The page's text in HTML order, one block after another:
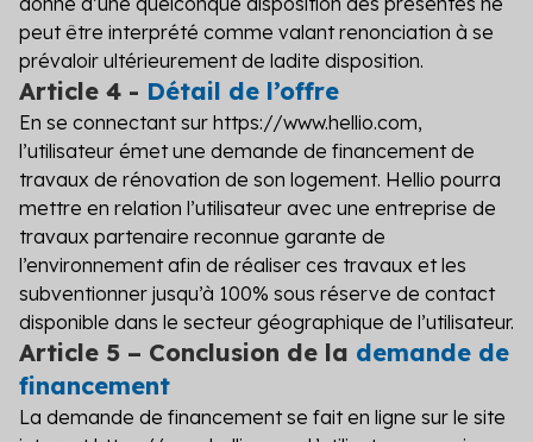
peut être interprété comme valant renonciation à se
prévaloir ultérieurement de ladite disposition.
Article 4 - Détail de l’offre
En se connectant sur https://www.hellio.com,
l’utilisateur émet une demande de financement de
travaux de rénovation de son logement. Hellio pourra
mettre en relation l’utilisateur avec une entreprise de
travaux partenaire reconnue garante de
l’environnement afin de réaliser ces travaux et les
subventionner jusqu’à 100% sous réserve de contact
disponible dans le secteur géographique de l’utilisateur.
Article 5 – Conclusion de la demande de
financement
La demande de financement se fait en ligne sur le site